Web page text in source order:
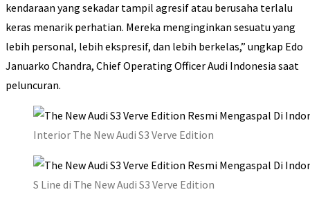
kendaraan yang sekadar tampil agresif atau berusaha terlalu
keras menarik perhatian. Mereka menginginkan sesuatu yang
lebih personal, lebih ekspresif, dan lebih berkelas,” ungkap Edo
Januarko Chandra, Chief Operating Officer Audi Indonesia saat
peluncuran.
Interior The New Audi S3 Verve Edition
S Line di The New Audi S3 Verve Edition